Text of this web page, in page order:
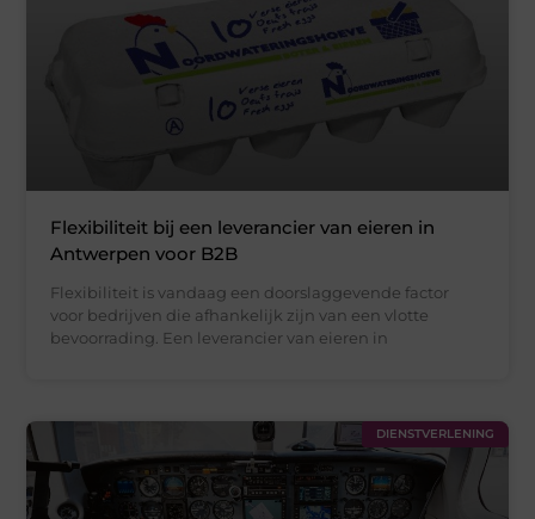
Flexibiliteit bij een leverancier van eieren in
Antwerpen voor B2B
Flexibiliteit is vandaag een doorslaggevende factor
voor bedrijven die afhankelijk zijn van een vlotte
bevoorrading. Een leverancier van eieren in
DIENSTVERLENING